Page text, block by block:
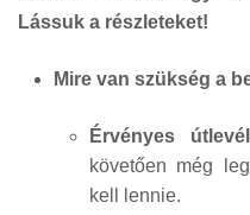
Lássuk a részleteket!
Mire van szükség a
Érvényes
követően még
kell lennie.